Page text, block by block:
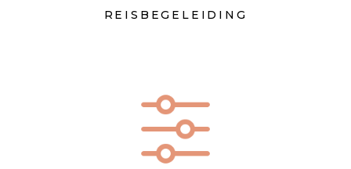
REISBEGELEIDING